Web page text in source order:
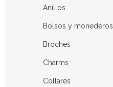
Anillos
Bolsos y monederos
Broches
Charms
Collares